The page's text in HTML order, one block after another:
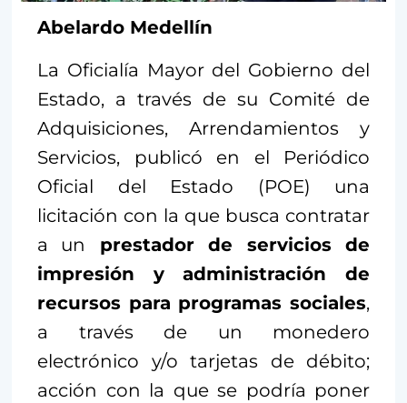
Abelardo Medellín
La Oficialía Mayor del Gobierno del
Estado, a través de su Comité de
Adquisiciones, Arrendamientos y
Servicios, publicó en el Periódico
Oficial del Estado (POE) una
licitación con la que busca contratar
a un
prestador de servicios de
impresión y administración de
recursos para programas sociales,
a través de un monedero
electrónico y/o tarjetas de débito;
acción con la que se podría poner